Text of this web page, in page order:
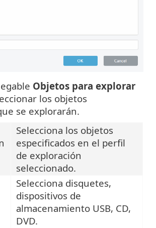
Objetos para explorar
los objetos
se explorarán.
Selecciona los objetos
especificados en el perfil
de exploración
seleccionado.
Selecciona disquetes,
dispositivos de
almacenamiento USB, CD,
DVD.